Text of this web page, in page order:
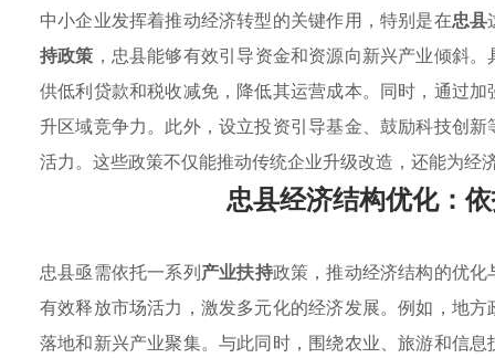
中小企业发挥着推动经济转型的关键作用，特别是在忠县
持政策 ，忠县能够有效引导资金和资源向新兴产业倾斜
供低利贷款和税收减免，降低其运营成本。同时，通过加
升区域竞争力。此外，设立投资引导基金、鼓励科技创新
活力。这些政策不仅能推动传统企业升级改造，还能为经
忠县经济结构优化：
忠县亟需依托一系列产业扶持政策，推动经济结构的优
有效释放市场活力，激发多元化的经济发展。例如，地
落地和新兴产业聚集。与此同时，围绕农业、旅游和信